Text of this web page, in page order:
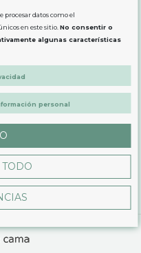
procesar datos como el
en este sitio.No consentir o
algunas características
personal